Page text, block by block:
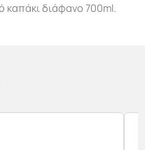
καπάκι διάφανο 700ml.